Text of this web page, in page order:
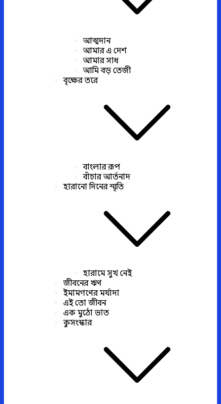
আত্মদান
আমার এ দেশ
আমার সাধ
আমি বড় তেজী
বৃক্ষের তরে
বাংলার রূপ
বাঁচার আর্তনাদ
হারানো দিনের স্মৃতি
হারামে সুখ নেই
জীবনের ঋণ
ইমামগণের মর্যাদা
এই তো জীবন
এক মুঠো ভাত
কুসংস্কার